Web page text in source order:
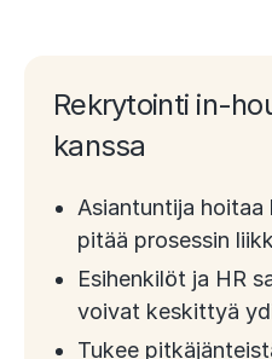
Rekrytointi in-
kanssa
Asiantuntija
pitää prosessin
Esihenkilöt ja HR
voivat keskittyä
Tukee